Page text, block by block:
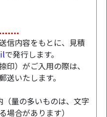
信内容をもとに、見積
で発行します。
）がご入用の際は、
送いたします。
量の多いものは、文字
場合があります）